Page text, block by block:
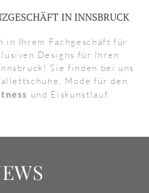
IN INNSBRUCK
in Ihrem Fachgeschäft für
Designs für Ihren
Sie finden bei uns
Mode für den
und Eiskunstlauf.